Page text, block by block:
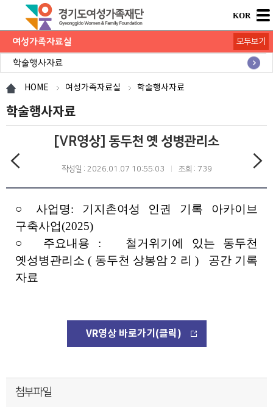
KOR
여성가족자료실
연구보고서
학술행사자료
사업·교육 자료
경기여성가족통계
여성가족도서관 `여울`
모두보기
HOME 여성가족자료실 학술행사자료
학술행사자료
[VR영상] 동두천 옛 성병관리소
작성일 : 2026.01.07 10:55:03 조회 : 739
○ 사업명: 기지촌여성 인권 기록 아카이브
구축사업(2025)
○
주요내용 :
철거위기에 있는 동두천
옛성병관리소( 동두천 상봉암 2 리 )
공간 기록
자료
VR영상 바로가기(클릭)
첨부파일